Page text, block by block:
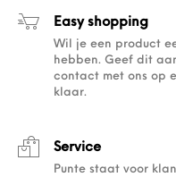
Easy shopping
Wil je een product
hebben. Geef dit
contact met ons op
klaar.
Service
Punte staat voor